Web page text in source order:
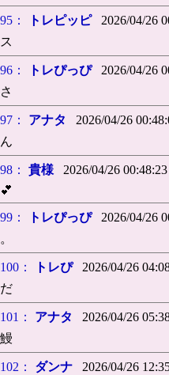
95： トレピッピ2026/04/26
ス
96： トレぴっぴ2026/04/26
さ
97： アナタ 2026/04/26
ん
98： 貴様 2026/04/26 00:48:23
💕
99：
トレぴっぴ2026/04/26
。
100： トレぴ2026/04/26
だ
101： アナタ 2026/04/26
鰻
102： ダンナ 2026/04/26